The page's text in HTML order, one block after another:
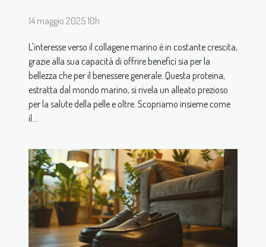
14 maggio 2025 10h
L'interesse verso il collagene marino è in costante crescita,
grazie alla sua capacità di offrire benefici sia per la
bellezza che per il benessere generale. Questa proteina,
estratta dal mondo marino, si rivela un alleato prezioso
per la salute della pelle e oltre. Scopriamo insieme come
il...